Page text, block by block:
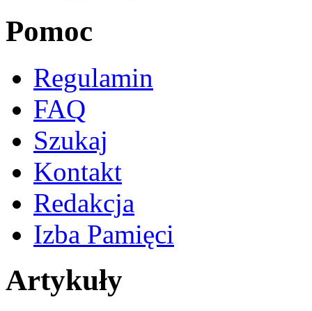
Pomoc
Regulamin
FAQ
Szukaj
Kontakt
Redakcja
Izba Pamięci
Artykuły